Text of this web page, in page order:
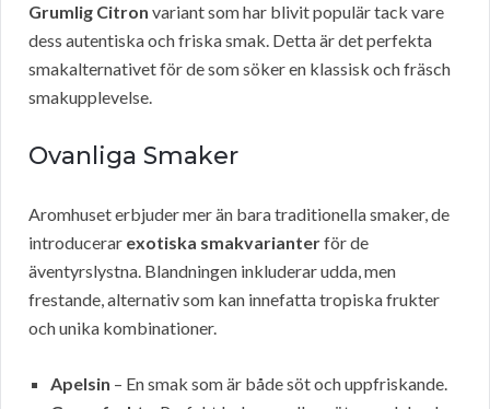
Grumlig Citron variant som har blivit populär tack vare
dess autentiska och friska smak. Detta är det perfekta
smakalternativet för de som söker en klassisk och fräsch
smakupplevelse.
Ovanliga Smaker
Aromhuset erbjuder mer än bara traditionella smaker, de
introducerar exotiska smakvarianterför de
äventyrslystna. Blandningen inkluderar udda, men
frestande, alternativ som kan innefatta tropiska frukter
och unika kombinationer.
Apelsin – En smak som är både söt och uppfriskande.